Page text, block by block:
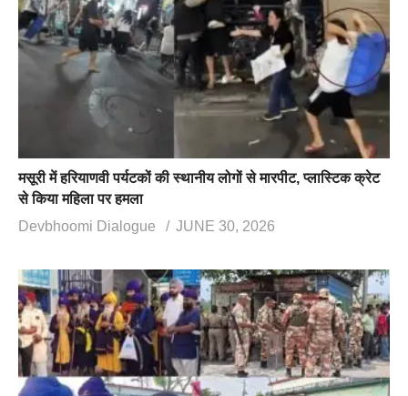
मसूरी में हरियाणवी पर्यटकों की स्थानीय लोगों से मारपीट, प्लास्टिक क्रेट
से किया महिला पर हमला
Devbhoomi Dialogue
JUNE 30, 2026